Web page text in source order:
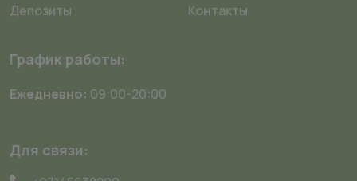
Депозиты
Контакты
График работы:
Ежедневно: 09:00-20:00
Для связи: